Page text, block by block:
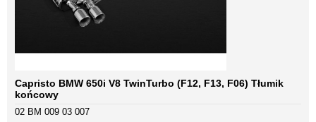
Capristo BMW 650i V8 TwinTurbo (F12, F13, F06) Tłumik
końcowy
02 BM 009 03 007